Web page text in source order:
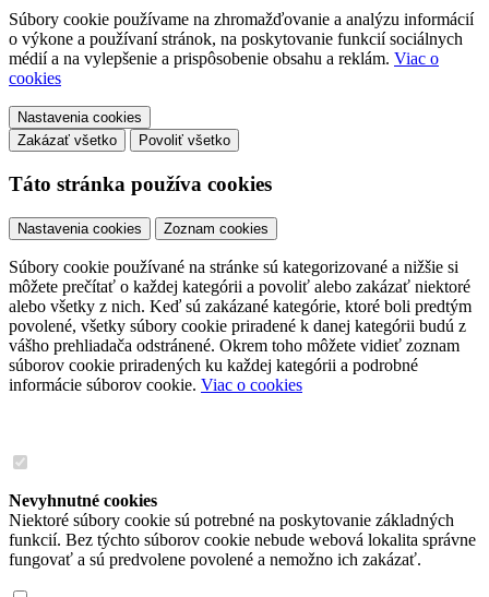
Súbory cookie používame na zhromažďovanie a analýzu informácií
o výkone a používaní stránok, na poskytovanie funkcií sociálnych
médií a na vylepšenie a prispôsobenie obsahu a reklám. Viac o
cookies
Nastavenia cookies
Zakázať všetko
Povoliť všetko
Táto stránka používa cookies
Nastavenia cookies Zoznam cookies
Súbory cookie používané na stránke sú kategorizované a nižšie si
môžete prečítať o každej kategórii a povoliť alebo zakázať niektoré
alebo všetky z nich. Keď sú zakázané kategórie, ktoré boli predtým
povolené, všetky súbory cookie priradené k danej kategórii budú z
vášho prehliadača odstránené. Okrem toho môžete vidieť zoznam
súborov cookie priradených ku každej kategórii a podrobné
informácie súborov cookie. Viac o cookies
Nevyhnutné cookies
Niektoré súbory cookie sú potrebné na poskytovanie základných
funkcií. Bez týchto súborov cookie nebude webová lokalita správne
fungovať a sú predvolene povolené a nemožno ich zakázať.